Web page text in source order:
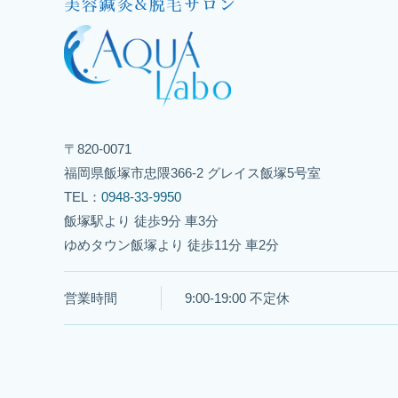
〒820-0071
福岡県飯塚市忠隈366-2 グレイス飯塚5号室
TEL： 0948-33-9950
飯塚駅より 徒歩9分 車3分
ゆめタウン飯塚より 徒歩11分 車2分
営業時間 9:00-19:00 不定休